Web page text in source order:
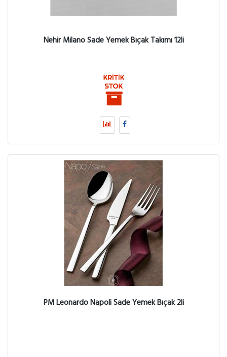
Nehir Milano Sade Yemek Bıçak Takımı 12li
PM Leonardo Napoli Sade Yemek Bıçak 2li